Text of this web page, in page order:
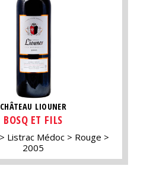
CHÂTEAU LIOUNER
BOSQ ET FILS
Listrac Médoc
Rouge
2005